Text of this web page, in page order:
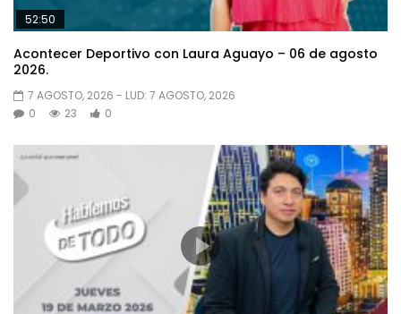
52:50
Acontecer Deportivo con Laura Aguayo – 06 de agosto
2026.
7 AGOSTO, 2026 - LUD: 7 AGOSTO, 2026
0
23 0